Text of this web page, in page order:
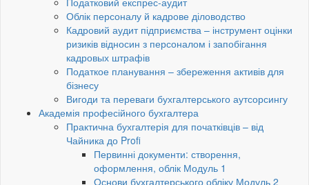
Облік персоналу й кадрове діловодство
Кадровий аудит підприємства – інструмент оцінки
ризиків відносин з персоналом і запобігання
кадровых штрафів
Податкое планування – збереження активів для
бізнесу
Вигоди та переваги бухгалтерського аутсорсингу
Академія професійного бухгалтера
Практична бухгалтерія для початківців – від
Чайника до Profi
Первинні документи: створення,
оформлення, облік Модуль 1
Основи бухгалтерського обліку Модуль 2